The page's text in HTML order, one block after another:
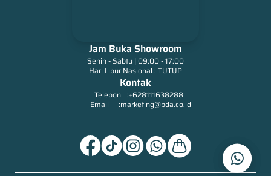
Jam Buka Showroom
Senin - Sabtu | 09:00 - 17:00
Hari Libur Nasional : TUTUP
Kontak
Telepon :+628111638288
Email
:marketing@bda.co.id
arrow_drop_up